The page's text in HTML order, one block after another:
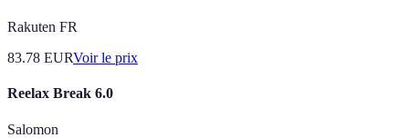
Rakuten FR
83.78 EURVoir le prix
Reelax Break 6.0
Salomon